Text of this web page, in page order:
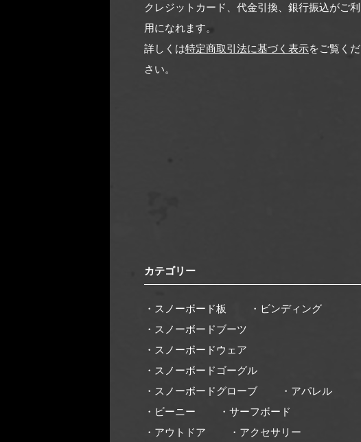
クレジットカード、代金引換、銀行振込がご利
用になれます。
詳しくは特定商取引法に基づく表示をご覧くだ
さい。
カテゴリー
・スノーボード板
・ビンディング
・スノーボードブーツ
・スノーボードウェア
・スノーボードゴーグル
・スノーボードグローブ
・アパレル
・ビーニー
・サーフボード
・アウトドア
・アクセサリー